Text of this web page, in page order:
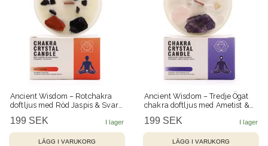
Ancient Wisdom – Rotchakra
doftljus med Röd Jaspis & Svart
199 SEK
Ancient Wisdom – Tredje Ögat
chakra doftljus med Ametist &
199 SEK